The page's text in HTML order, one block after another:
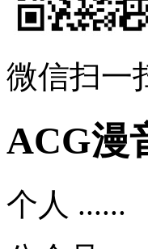
微信扫一
ACG漫
个人 ......